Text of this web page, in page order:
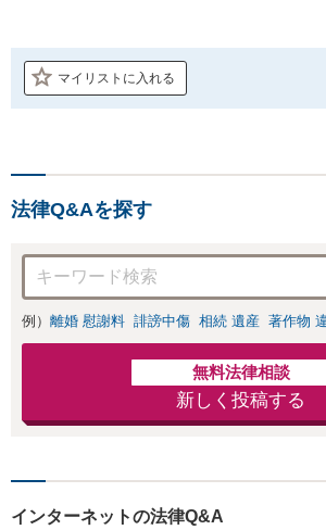
マイリストに入れる
法律Q&Aを探す
例） 離婚 慰謝料 誹謗中傷 相続 遺産 著作物
無料法律相談
新しく投稿する
インターネットの法律Q&A